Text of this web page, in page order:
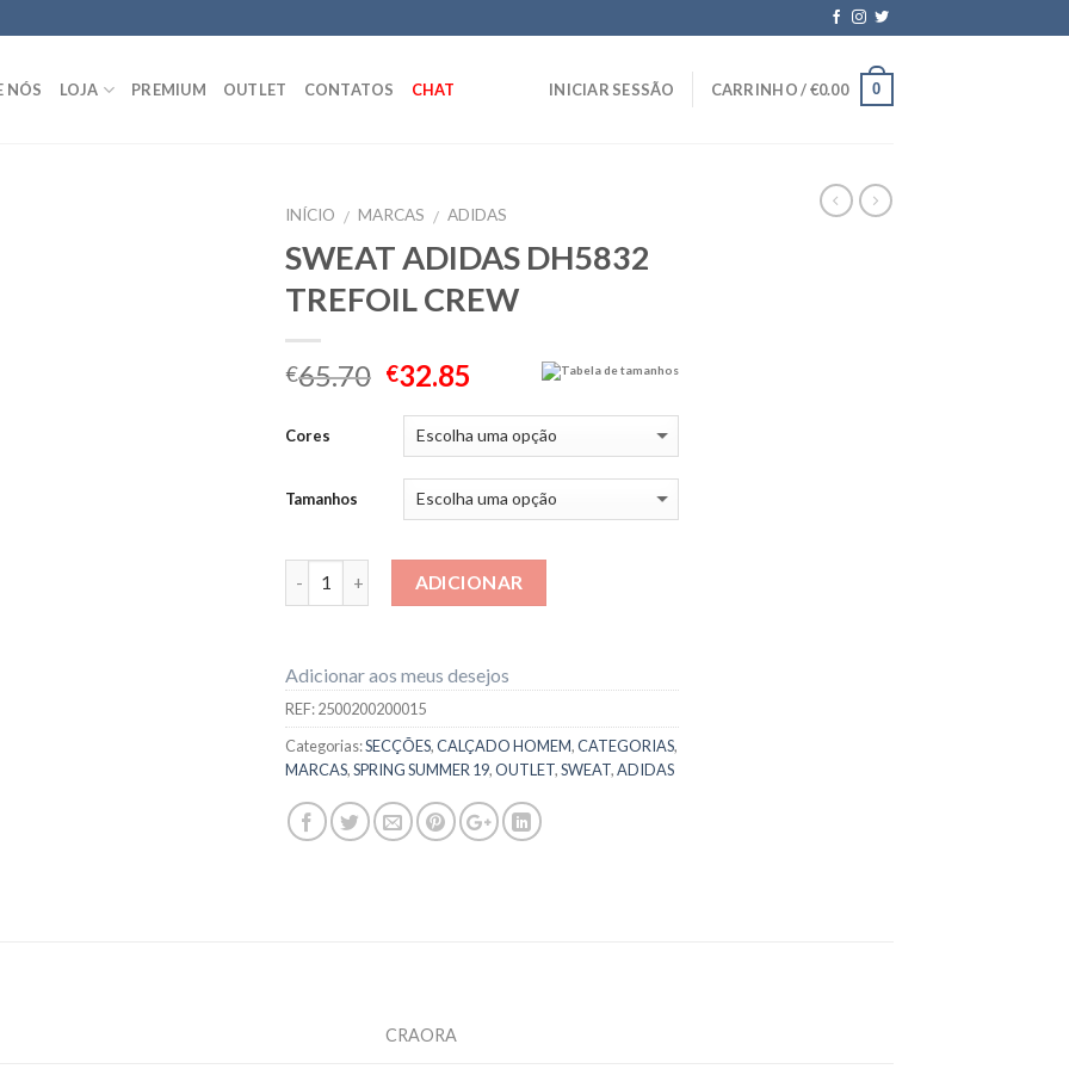
NÓS LOJA PREMIUM OUTLET CONTATOS CHAT INICIAR SESSÃO CARRINHO /€0.00 0
INÍCIO / MARCAS / ADIDAS
SWEAT ADIDAS DH5832
TREFOIL CREW
€65.70 €32.85 Tabela de tamanhos
Cores
Tamanhos
Quantidade ADICIONAR
Adicionar aos meus desejos
REF:2500200200015
Categorias:SECÇÕES,CALÇADO HOMEM,CATEGORIAS,
MARCAS,SPRING SUMMER 19,OUTLET,SWEAT,ADIDAS
CRAORA